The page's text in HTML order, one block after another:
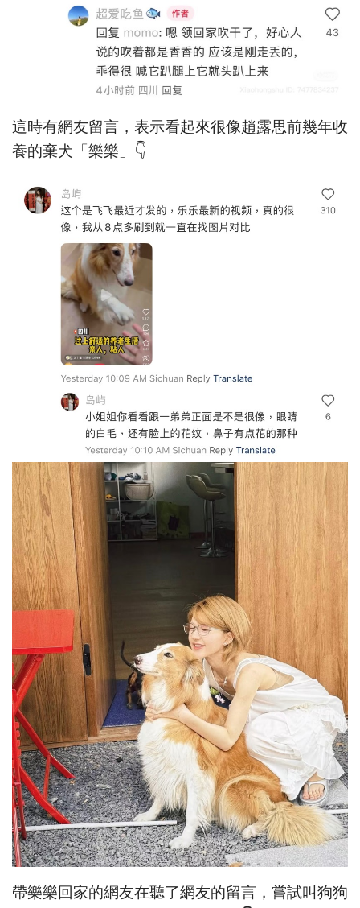
這時有網友留言，表示看起來很像趙露思前幾年收
養的棄犬「樂樂」👇
帶樂樂回家的網友在聽了網友的留言，嘗試叫狗狗